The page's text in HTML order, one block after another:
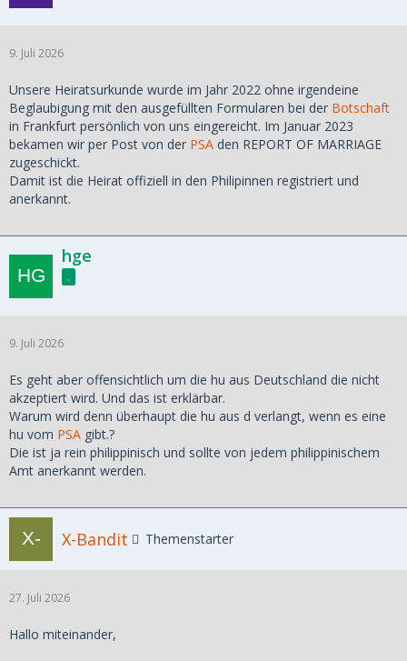
9. Juli 2026
Unsere Heiratsurkunde wurde im Jahr 2022 ohne irgendeine
Beglaubigung mit den ausgefüllten Formularen bei der Botschaft
in Frankfurt persönlich von uns eingereicht. Im Januar 2023
bekamen wir per Post von der PSA den REPORT OF MARRIAGE
zugeschickt.
Damit ist die Heirat offiziell in den Philipinnen registriert und
anerkannt.
hge
.
9. Juli 2026
Es geht aber offensichtlich um die hu aus Deutschland die nicht
akzeptiert wird. Und das ist erklärbar.
Warum wird denn überhaupt die hu aus d verlangt, wenn es eine
hu vom PSA gibt.?
Die ist ja rein philippinisch und sollte von jedem philippinischem
Amt anerkannt werden.
X-Bandit Themenstarter
27. Juli 2026
Hallo miteinander,